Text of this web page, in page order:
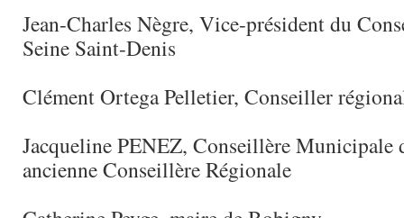
Jean-Charles Nègre, Vice-président du
Seine Saint-Denis
Clément Ortega Pelletier, Conseiller
Jacqueline PENEZ, Conseillère Municipale
ancienne Conseillère Régionale